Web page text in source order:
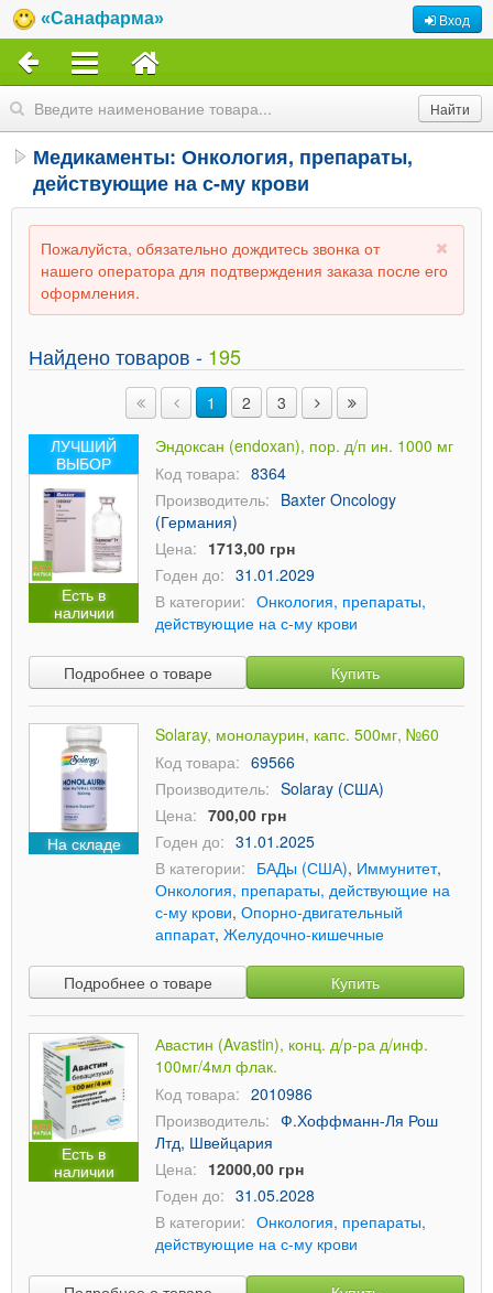
«Санафарма» Вход
Медикаменты: Онкология, препараты,
действующие на с-му крови
Пожалуйста, обязательно дождитесь звонка от
нашего оператора для подтверждения заказа после его
оформления.
Найдено товаров - 195
1 2
3
ЛУЧШИЙ
ВЫБОР
Есть в
наличии
Эндоксан (endoxan), пор. д/п ин. 1000 мг
Код товара: 8364
Производитель: Baxter Oncology
(Германия)
Цена: 1713,00 грн
Годен до: 31.01.2029
В категории: Онкология, препараты,
действующие на с-му крови
Подробнее о товаре Купить
На складе
Solaray, монолаурин, капс. 500мг, №60
Код товара: 69566
Производитель: Solaray (США)
Цена: 700,00 грн
Годен до: 31.01.2025
В категории: БАДы (США), Иммунитет,
Онкология, препараты, действующие на
с-му крови, Опорно-двигательный
аппарат, Желудочно-кишечные
Подробнее о товаре Купить
Есть в
наличии
Авастин (Avastin), конц. д/р-ра д/инф.
100мг/4мл флак.
Код товара: 2010986
Производитель: Ф.Хоффманн-Ля Рош
Лтд, Швейцария
Цена: 12000,00 грн
Годен до: 31.05.2028
В категории: Онкология, препараты,
действующие на с-му крови